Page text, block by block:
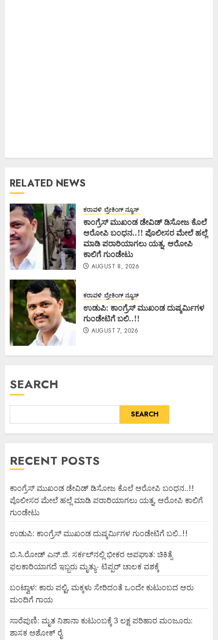
RELATED NEWS
ಕರಾವಳಿ ಬ್ರೇಕಿಂಗ್ ನ್ಯೂಸ್
ಕಾಂಗ್ರೆಸ್ ಮುಖಂಡ ಡೇವಿಡ್ ಡಿಸೋಜ ಕೊಲೆ
ಆರೋಪಿ ಬಂಧನ..!! ಪೊಲೀಸರ ಮೇಲೆ ಹಲ್ಲೆ
ಮಾಡಿ ಪರಾರಿಯಾಗಲು ಯತ್ನ, ಆರೋಪಿ
ಕಾಲಿಗೆ ಗುಂಡೇಟು
AUGUST 8, 2026
ಕರಾವಳಿ ಬ್ರೇಕಿಂಗ್ ನ್ಯೂಸ್
ಉಡುಪಿ: ಕಾಂಗ್ರೆಸ್ ಮುಖಂಡ ದುಷ್ಕರ್ಮಿಗಳ
ಗುಂಡೇಟಿಗೆ ಬಲಿ..!!
AUGUST 7, 2026
SEARCH
SEARCH
RECENT POSTS
ಕಾಂಗ್ರೆಸ್ ಮುಖಂಡ ಡೇವಿಡ್ ಡಿಸೋಜ ಕೊಲೆ ಆರೋಪಿ ಬಂಧನ..!!
ಪೊಲೀಸರ ಮೇಲೆ ಹಲ್ಲೆ ಮಾಡಿ ಪರಾರಿಯಾಗಲು ಯತ್ನ, ಆರೋಪಿ ಕಾಲಿಗೆ
ಗುಂಡೇಟು
ಉಡುಪಿ: ಕಾಂಗ್ರೆಸ್ ಮುಖಂಡ ದುಷ್ಕರ್ಮಿಗಳ ಗುಂಡೇಟಿಗೆ ಬಲಿ..!!
ಬಿ.ಸಿ.ರೋಡ್ ಎನ್.ಜಿ. ಸರ್ಕಲ್‌ನಲ್ಲಿ ಭೀಕರ ಅಪಘಾತ: ಚಿಕಿತ್ಸೆ
ಫಲಕಾರಿಯಾಗದೆ ಇಬ್ಬರು ಮೃತ್ಯು- ಟಿಪ್ಪರ್ ಚಾಲಕ ವಶಕ್ಕೆ
ಬಂಟ್ವಾಳ: ಕಾರು ಪಲ್ಟಿ, ಮಕ್ಕಳು ಸೇರಿದಂತೆ ಒಂದೇ ಕುಟುಂಬದ ಆರು
ಮಂದಿಗೆ ಗಾಯ
ಸಾರೆಪುಣಿ: ಮೃತ ನಿಶಾನಾ ಕುಟುಂಬಕ್ಕೆ 3 ಲಕ್ಷ ಪರಿಹಾರ ಮಂಜೂರು:
ಶಾಸಕ ಅಶೋಕ್ ರೈ